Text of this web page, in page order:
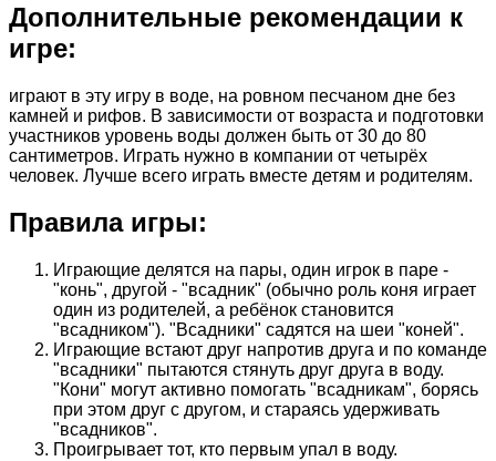
Дополнительные рекомендации к
игре:
играют в эту игру в воде, на ровном песчаном дне без
камней и рифов. В зависимости от возраста и подготовки
участников уровень воды должен быть от 30 до 80
сантиметров. Играть нужно в компании от четырёх
человек. Лучше всего играть вместе детям и родителям.
Правила игры:
Играющие делятся на пары, один игрок в паре -
"конь", другой - "всадник" (обычно роль коня играет
один из родителей, а ребёнок становится
"всадником"). "Всадники" садятся на шеи "коней".
Играющие встают друг напротив друга и по команде
"всадники" пытаются стянуть друг друга в воду.
"Кони" могут активно помогать "всадникам", борясь
при этом друг с другом, и стараясь удерживать
"всадников".
Проигрывает тот, кто первым упал в воду.